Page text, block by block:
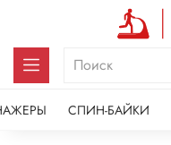
СПИН-БАЙКИ